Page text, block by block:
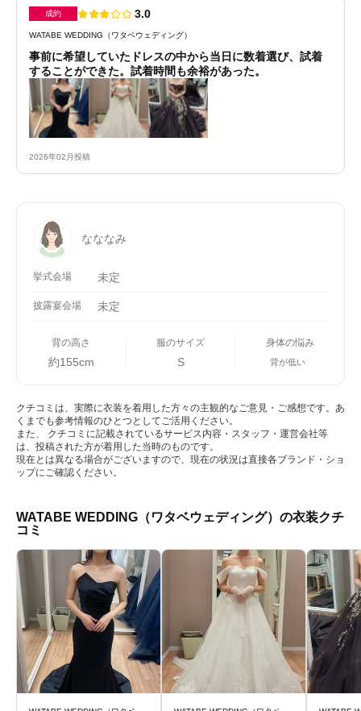
成約 3.0
WATABE WEDDING（ワタベウェディング）
事前に希望していたドレスの中から当日に数着選び、試着
することができた。試着時間も余裕があった。
2026年02月投稿
なななみ
挙式会場 未定
披露宴会場 未定
背の高さ
約155cm
服のサイズ
S
身体の悩み
背が低い
クチコミは、実際に衣装を着用した方々の主観的なご意見・ご感想です。あ
くまでも参考情報のひとつとしてご活用ください。
また、 クチコミに記載されているサービス内容・スタッフ・運営会社等
は、投稿された方が着用した当時のものです。
現在とは異なる場合がございますので、現在の状況は直接各ブランド・ショ
ップにご確認ください。
WATABE WEDDING（ワタベウェディング）の衣装クチ
コミ